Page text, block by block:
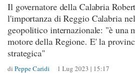
Il governatore della Calabria
l'importanza di Reggio Calabria
geopolitico internazionale: "è una
motore della Regione. E' la
strategica"
di Peppe Caridi 1 Lug 2023 | 15:17